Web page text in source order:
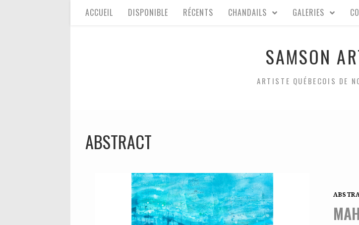
ACCUEIL DISPONIBLE RÉCENTS CHANDAILS GALERIES
SAMSON
ARTISTE QUÉBECOIS DE
ABSTRACT